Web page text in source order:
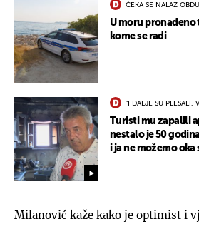
ČEKA SE NALAZ
U moru
kome se radi
"I DALJE SU PLESALI,
Turisti mu zapalili
nestalo je 50
i ja ne možemo
Milanović kaže kako je optimist i